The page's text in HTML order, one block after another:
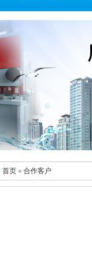
首页 » 合作客户